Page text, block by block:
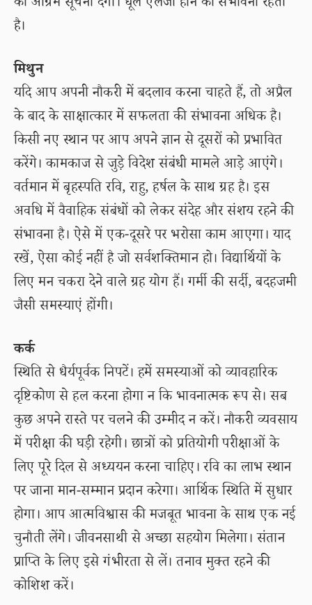
है।
मिथुन
यदि आप अपनी नौकरी में बदलाव करना चाहते हैं, तो अप्रैल
के बाद के साक्षात्कार में सफलता की संभावना अधिक है।
किसी नए स्थान पर आप अपने ज्ञान से दूसरों को प्रभावित
करेंगे। कामकाज से जुड़े विदेश संबंधी मामले आड़े आएंगे।
वर्तमान में बृहस्पति रवि, राहु, हर्षल के साथ ग्रह है। इस
अवधि में वैवाहिक संबंधों को लेकर संदेह और संशय रहने की
संभावना है। ऐसे में एक-दूसरे पर भरोसा काम आएगा। याद
रखें, ऐसा कोई नहीं है जो सर्वशक्तिमान हो। विद्यार्थियों के
लिए मन चकरा देने वाले ग्रह योग हैं। गर्मी की सर्दी, बदहजमी
जैसी समस्याएं होंगी।
कर्क
स्थिति से धैर्यपूर्वक निपटें। हमें समस्याओं को व्यावहारिक
दृष्टिकोण से हल करना होगा न कि भावनात्मक रूप से। सब
कुछ अपने रास्ते पर चलने की उम्मीद न करें। नौकरी व्यवसाय
में परीक्षा की घड़ी रहेगी। छात्रों को प्रतियोगी परीक्षाओं के
लिए पूरे दिल से अध्ययन करना चाहिए। रवि का लाभ स्थान
पर जाना मान-सम्मान प्रदान करेगा। आर्थिक स्थिति में सुधार
होगा। आप आत्मविश्वास की मजबूत भावना के साथ एक नई
चुनौती लेंगे। जीवनसाथी से अच्छा सहयोग मिलेगा। संतान
प्राप्ति के लिए इसे गंभीरता से लें। तनाव मुक्त रहने की
कोशिश करें।